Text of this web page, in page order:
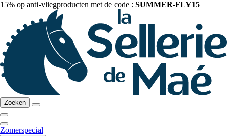
15% op anti-vliegproducten met de code : SUMMER-FLY15
Zoeken
Zomerspecial